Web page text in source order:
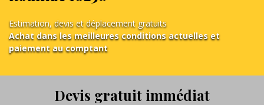
Estimation, devis et déplacement gratuits
Achat dans les meilleures conditions actuelles et
paiement au comptant
Devis gratuit immédiat